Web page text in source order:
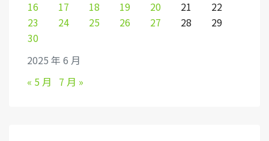
2025 年 6 月
16 17 18 19 20 21
22
23
24 25 26 27 28
29
30
« 5 月 7 月 »